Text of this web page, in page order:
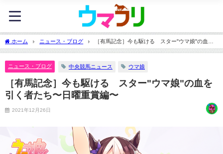
ホーム ニュース・ブログ
［有馬記念］今も駆ける スター"ウマ娘"の血を
引く者たち〜日曜重賞編〜
ニュース・ブログ 中央競馬ニュース ウマ娘
［有馬記念］今も駆ける スター"ウマ娘"の血を
引く者たち〜日曜重賞編〜
2021年12月26日